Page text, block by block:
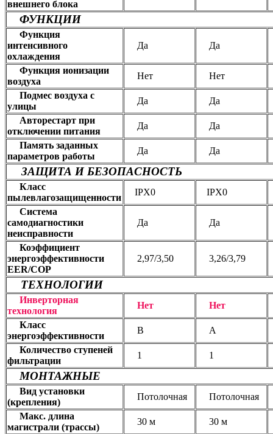
внешнего блока
ФУНКЦИИ
Функция
интенсивного
охлаждения
Да Да
Функция ионизации
воздуха
Нет Нет
Подмес воздуха с
улицы
Да Да
Авторестарт при
отключении питания
Да Да
Память заданных
параметров работы
Да Да
ЗАЩИТА И БЕЗОПАСНОСТЬ
Класс
пылевлагозащищенности
IPX0 IPX0
Система
самодиагностики
неисправности
Да Да
Коэффициент
энергоэффективности
EER/COP
2,97/3,50 3,26/3,79
ТЕХНОЛОГИИ
Инверторная
технология
Нет Нет
Класс
энергоэффективности
В А
Количество ступеней
фильтрации
1 1
МОНТАЖНЫЕ
Вид установки
(крепления)
Потолочная Потолочная
Макс. длина
магистрали (трассы)
30 м 30 м